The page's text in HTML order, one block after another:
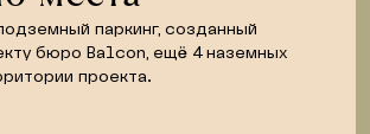
паркинг, созданный
бюро Balcon, ещё 4 наземных
проекта.